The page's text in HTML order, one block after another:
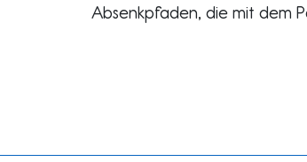
Absenkpfaden, die mit dem